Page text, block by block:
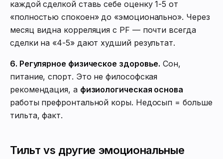
каждой сделкой ставь себе оценку 1-5 от
«полностью спокоен» до «эмоционально». Через
месяц видна корреляция с PF — почти всегда
сделки на «4-5» дают худший результат.
6. Регулярное физическое здоровье. Сон,
питание, спорт. Это не философская
рекомендация, а физиологическая основа
работы префронтальной коры. Недосып = больше
тильта, факт.
Тильт vs другие эмоциональные